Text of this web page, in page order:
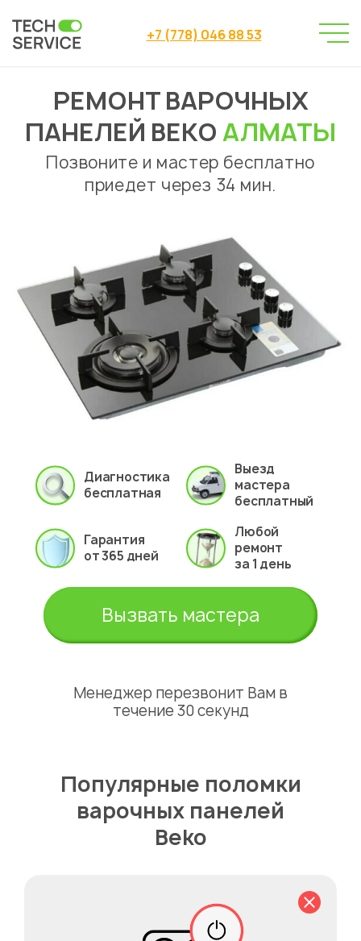
+7 (778) 046 88 53
Сервисный центр
→
Ремонт варочных панелей
→
Ремонт варочных панелей Beko Алматы
РЕМОНТ ВАРОЧНЫХ
ПАНЕЛЕЙ BEKOАЛМАТЫ
Позвоните и мастер бесплатно
приедет через 34 мин.
Диагностика
бесплатная
Выезд
мастера
бесплатный
Гарантия
от 365 дней
Любой
ремонт
за 1 день
Вызвать мастера
Менеджер перезвонит Вам в
течение 30 секунд
Популярные поломки
варочных панелей
Beko